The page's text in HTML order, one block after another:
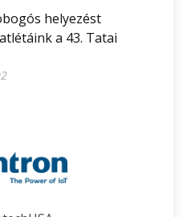
helyezést
a 43. Tatai